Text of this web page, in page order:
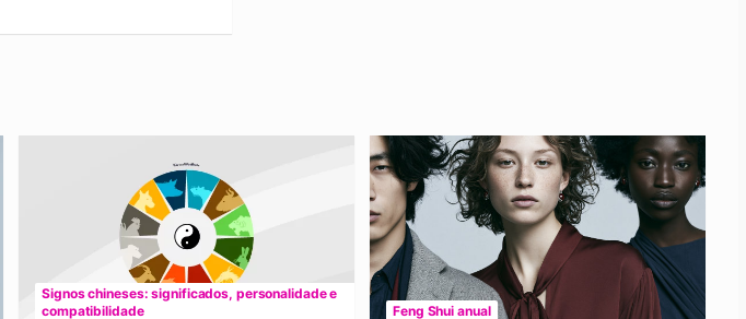
Signos chineses: significados, personalidade e
compatibilidade
Feng Shui anual